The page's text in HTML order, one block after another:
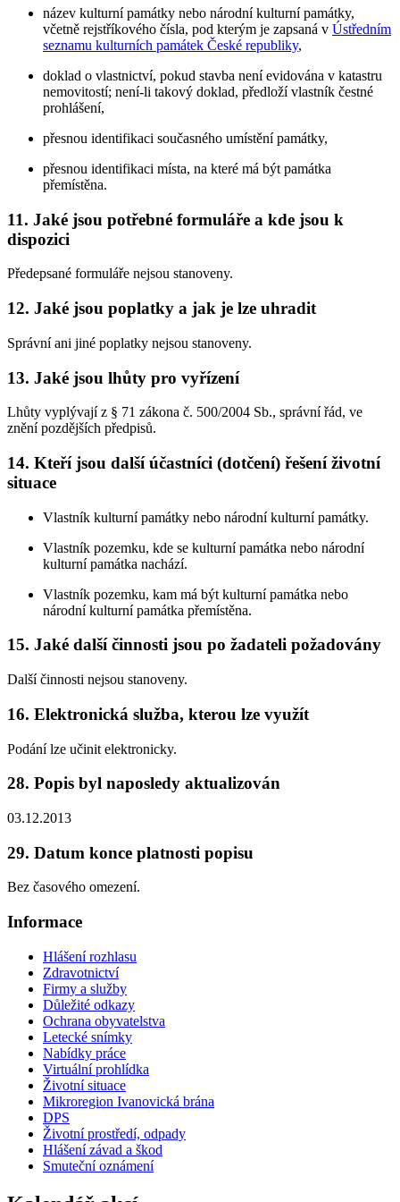
název kulturní památky nebo národní kulturní památky,
včetně rejstříkového čísla, pod kterým je zapsaná v Ústředním
seznamu kulturních památek České republiky,
doklad o vlastnictví, pokud stavba není evidována v katastru
nemovitostí; není-li takový doklad, předloží vlastník čestné
prohlášení,
přesnou identifikaci současného umístění památky,
přesnou identifikaci místa, na které má být památka
přemístěna.
11. Jaké jsou potřebné formuláře a kde jsou k
dispozici
Předepsané formuláře nejsou stanoveny.
12. Jaké jsou poplatky a jak je lze uhradit
Správní ani jiné poplatky nejsou stanoveny.
13. Jaké jsou lhůty pro vyřízení
Lhůty vyplývají z § 71 zákona č. 500/2004 Sb., správní řád, ve
znění pozdějších předpisů.
14. Kteří jsou další účastníci (dotčení) řešení životní
situace
Vlastník kulturní památky nebo národní kulturní památky.
Vlastník pozemku, kde se kulturní památka nebo národní
kulturní památka nachází.
Vlastník pozemku, kam má být kulturní památka nebo
národní kulturní památka přemístěna.
15. Jaké další činnosti jsou po žadateli požadovány
Další činnosti nejsou stanoveny.
16. Elektronická služba, kterou lze využít
Podání lze učinit elektronicky.
28. Popis byl naposledy aktualizován
03.12.2013
29. Datum konce platnosti popisu
Bez časového omezení.
Informace
Hlášení rozhlasu
Zdravotnictví
Firmy a služby
Důležité odkazy
Ochrana obyvatelstva
Letecké snímky
Nabídky práce
Virtuální prohlídka
Životní situace
Mikroregion Ivanovická brána
DPS
Životní prostředí, odpady
Hlášení závad a škod
Smuteční oznámení